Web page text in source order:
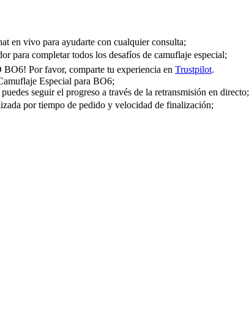
en vivo para ayudarte con cualquier consulta;
para completar todos los desafíos de camuflaje especial;
BO6! Por favor, comparte tu experiencia en Trustpilot.
Especial para BO6;
seguir el progreso a través de la retransmisión en directo;
por tiempo de pedido y velocidad de finalización;